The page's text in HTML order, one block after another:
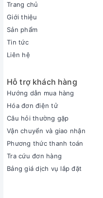
Trang chủ
Giới thiệu
Sản phẩm
Tin tức
Liên hệ
Hỗ trợ khách hàng
Hướng dẫn mua hàng
Hóa đơn điện tử
Câu hỏi thường gặp
Vận chuyển và giao nhận
Phương thức thanh toán
Tra cứu đơn hàng
Bảng giá dịch vụ lắp đặt